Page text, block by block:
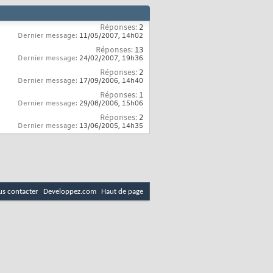
Réponses: 2
Dernier message: 11/05/2007, 14h02
Réponses: 13
Dernier message: 24/02/2007, 19h36
Réponses: 2
Dernier message: 17/09/2006, 14h40
Réponses: 1
Dernier message: 29/08/2006, 15h06
Réponses: 2
Dernier message: 13/06/2005, 14h35
contacter Developpez.com Haut de page